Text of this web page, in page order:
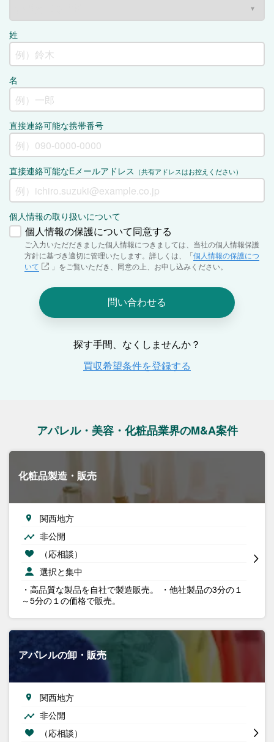
アパレル・美容・化粧品業界のM&A案件
化粧品製造・販売
関西地方
非公開
（応相談）
選択と集中
・高品質な製品を自社で製造販売。 ・他社製品の3分の１
～5分の１の価格で販売。
アパレルの卸・販売
関西地方
非公開
（応相談）